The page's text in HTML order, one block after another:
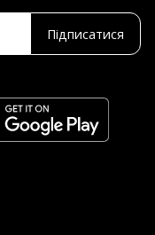
Підписатися